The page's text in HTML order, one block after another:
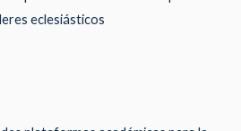
eclesiásticos